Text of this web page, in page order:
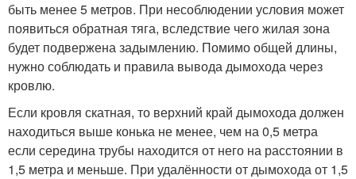
быть менее 5 метров. При несоблюдении условия может
появиться обратная тяга, вследствие чего жилая зона
будет подвержена задымлению. Помимо общей длины,
нужно соблюдать и правила вывода дымохода через
кровлю.
Если кровля скатная, то верхний край дымохода должен
находиться выше конька не менее, чем на 0,5 метра
если середина трубы находится от него на расстоянии в
1,5 метра и меньше. При удалённости от дымохода от 1,5